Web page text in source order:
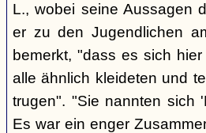
L., wobei seine Aussagen
er zu den Jugendlichen
bemerkt, "dass es sich
alle ähnlich kleideten und
trugen". "Sie nannten sich
Es war ein enger